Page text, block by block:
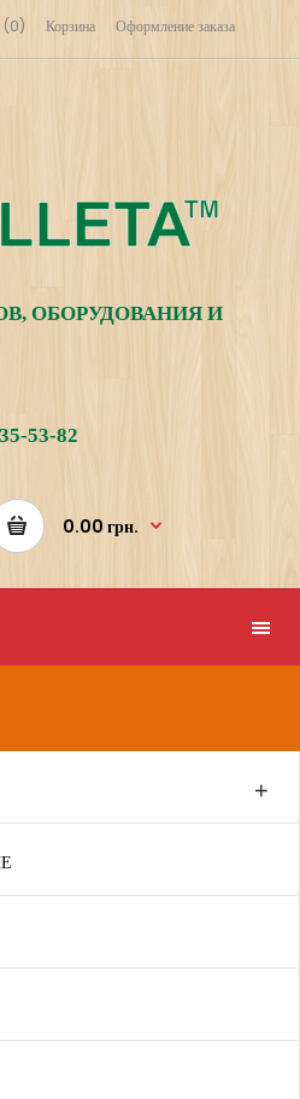
(0) Корзина Оформление заказа
ОБОРУДОВАНИЯ И
53-82
0.00 грн.